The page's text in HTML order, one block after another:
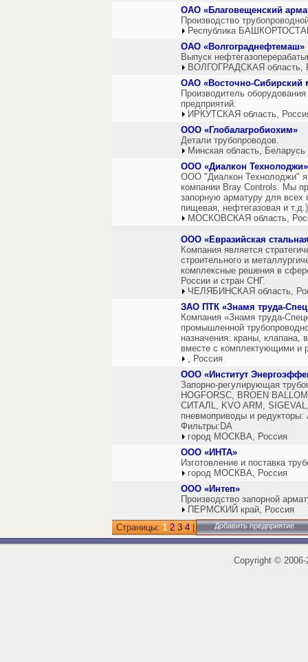
ОАО «Благовещенский
Производство
Республика
ОАО «Волгограднефтемаш»
Выпуск
ВОЛГОГРАДСКАЯ область,
ОАО «Восточно-Сибирский
Производитель
предприятий.
ИРКУТСКАЯ область,
ООО «Глобалагробиохим»
Детали трубопроводов.
Минская область, Беларусь
ООО «Диалкон Технолоджи»
ООО "Диалкон Технолоджи"
компании Bray Controls. Мы
запорную арматуру для всех
пищевая, нефтегазовая и
МОСКОВСКАЯ область,
ООО «Евразийская
Компания является
строительного и
комплексные решения в
России и стран СНГ.
ЧЕЛЯБИНСКАЯ область,
ЗАО ПТК «Знамя труда-
Компания «Знамя труда-
промышленной
назначения: краны, клапана,
вместе с комплектующими и
, Россия
ООО «Институт
Запорно-регулирующая
НOGFORSС, BROEN
СИТАЛL, KVO ARM,
пневмоприводы и
Фильтры:DA
город МОСКВА, Россия
ООО «ИНТА»
Изготовление и поставка
город МОСКВА, Россия
ООО «Интеп»
Производство запорной
ПЕРМСКИЙ край, Россия
Страницы: 1 2 3 4 Добавить предприятие
Copyright ©